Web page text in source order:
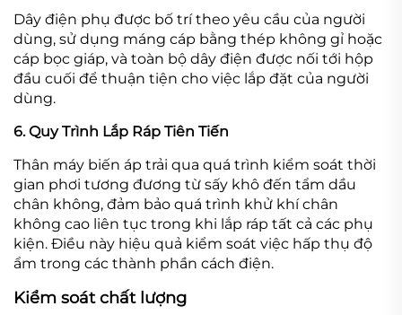
Dây điện phụ được bố trí theo yêu cầu của người
dùng, sử dụng máng cáp bằng thép không gỉ hoặc
cáp bọc giáp, và toàn bộ dây điện được nối tới hộp
đầu cuối để thuận tiện cho việc lắp đặt của người
dùng.
6. Quy Trình Lắp Ráp Tiên Tiến
Thân máy biến áp trải qua quá trình kiểm soát thời
gian phơi tương đương từ sấy khô đến tẩm dầu
chân không, đảm bảo quá trình khử khí chân
không cao liên tục trong khi lắp ráp tất cả các phụ
kiện. Điều này hiệu quả kiểm soát việc hấp thụ độ
ẩm trong các thành phần cách điện.
Kiểm soát chất lượng